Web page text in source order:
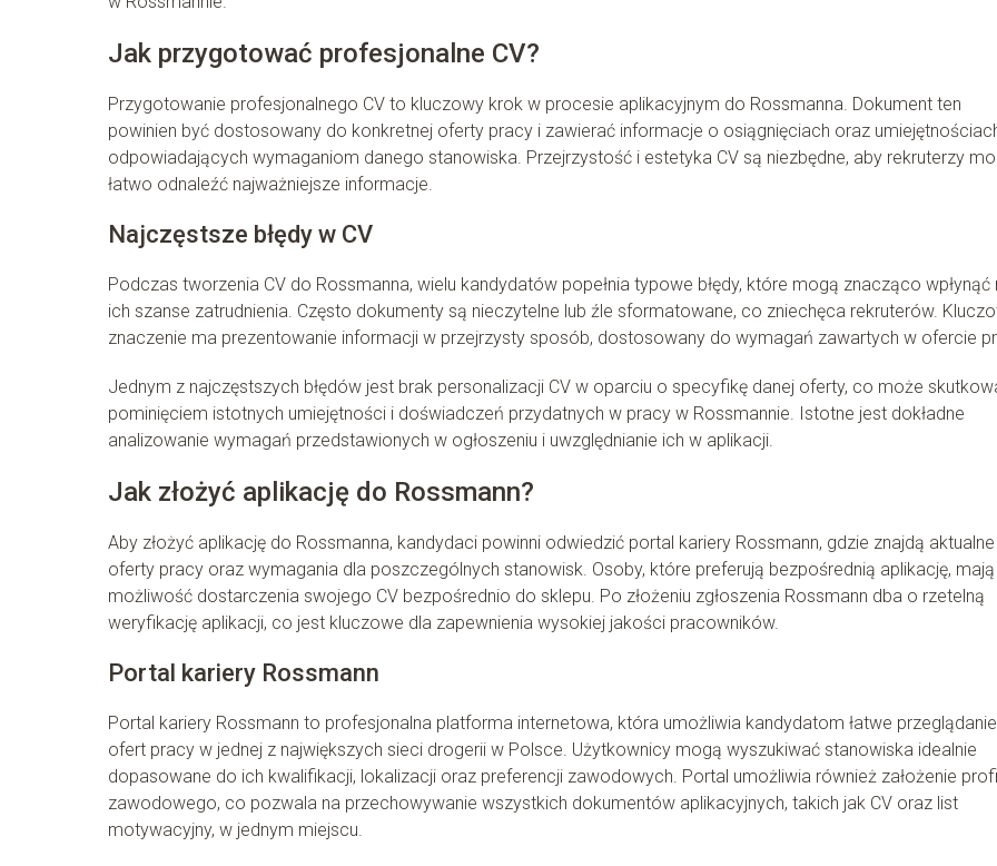
Jak przygotować profesjonalne CV?
Przygotowanie profesjonalnego CV to kluczowy krok w procesie aplikacyjnym do Rossmanna. Dokument ten
powinien być dostosowany do konkretnej oferty pracy i zawierać informacje o osiągnięciach oraz
odpowiadających wymaganiom danego stanowiska. Przejrzystość i estetyka CV są niezbędne, aby rekruterzy
łatwo odnaleźć najważniejsze informacje.
Najczęstsze błędy w CV
Podczas tworzenia CV do Rossmanna, wielu kandydatów popełnia typowe błędy, które mogą znacząco wpłynąć
ich szanse zatrudnienia. Często dokumenty są nieczytelne lub źle sformatowane, co zniechęca rekruterów.
znaczenie ma prezentowanie informacji w przejrzysty sposób, dostosowany do wymagań zawartych w ofercie
Jednym z najczęstszych błędów jest brak personalizacji CV w oparciu o specyfikę danej oferty, co może
pominięciem istotnych umiejętności i doświadczeń przydatnych w pracy w Rossmannie. Istotne jest dokładne
analizowanie wymagań przedstawionych w ogłoszeniu i uwzględnianie ich w aplikacji.
Jak złożyć aplikację do Rossmann?
Aby złożyć aplikację do Rossmanna, kandydaci powinni odwiedzić portal kariery Rossmann, gdzie znajdą aktualne
oferty pracy oraz wymagania dla poszczególnych stanowisk. Osoby, które preferują bezpośrednią aplikację, mają
możliwość dostarczenia swojego CV bezpośrednio do sklepu. Po złożeniu zgłoszenia Rossmann dba o rzetelną
weryfikację aplikacji, co jest kluczowe dla zapewnienia wysokiej jakości pracowników.
Portal kariery Rossmann
Portal kariery Rossmann to profesjonalna platforma internetowa, która umożliwia kandydatom łatwe przeglądanie
ofert pracy w jednej z największych sieci drogerii w Polsce. Użytkownicy mogą wyszukiwać stanowiska idealnie
dopasowane do ich kwalifikacji, lokalizacji oraz preferencji zawodowych. Portal umożliwia również założenie
zawodowego, co pozwala na przechowywanie wszystkich dokumentów aplikacyjnych, takich jak CV oraz list
motywacyjny, w jednym miejscu.